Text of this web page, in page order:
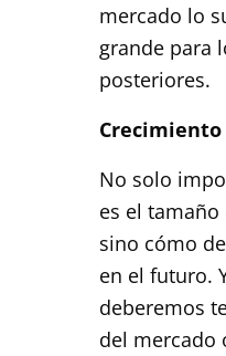
mercado lo
grande para
posteriores.
Crecimiento
No solo
es el
sino cómo
en el futuro.
deberemos
del mercado